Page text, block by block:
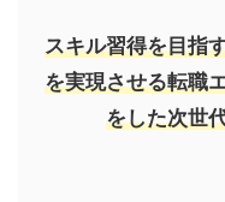
スキル習得を目指
を実現させる転職
をした次世